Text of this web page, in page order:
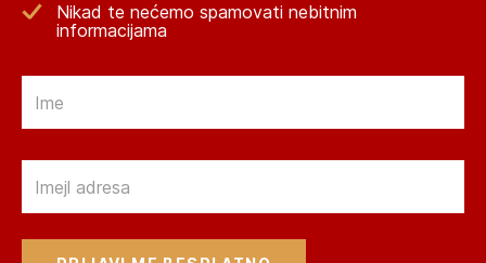
Nikad te nećemo spamovati nebitnim
informacijama